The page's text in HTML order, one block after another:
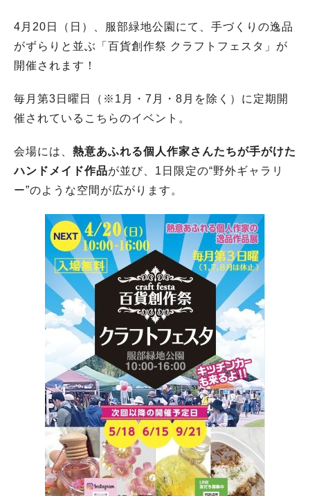
4月20日（日）、服部緑地公園にて、手づくりの逸品
がずらりと並ぶ「百貨創作祭 クラフトフェスタ」が
開催されます！
毎月第3日曜日（※1月・7月・8月を除く）に定期開
催されているこちらのイベント。
会場には、 熱意あふれる個人作家さんたちが手がけた
ハンドメイド作品が並び、1日限定の“野外ギャラリ
ー”のような空間が広がります。